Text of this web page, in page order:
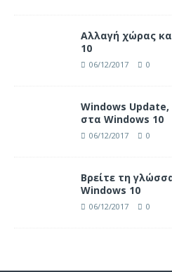
Αλλαγή χώρας
10
06/12/2017 0
Windows
στα Windows 10
06/12/2017 0
Βρείτε τη
Windows 10
06/12/2017 0